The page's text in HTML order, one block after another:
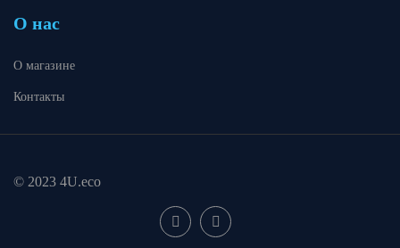
О нас
О магазине
Контакты
© 2023 4U.eco